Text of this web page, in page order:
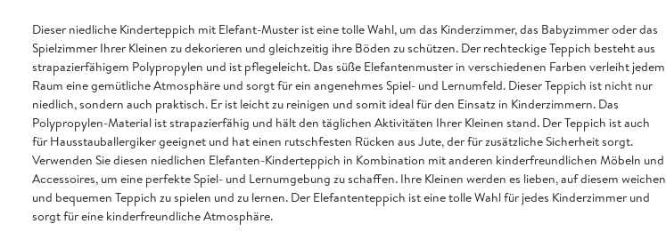
Dieser niedliche Kinderteppich mit Elefant-Muster ist eine tolle Wahl, um das Kinderzimmer, das Babyzimmer oder das
Spielzimmer Ihrer Kleinen zu dekorieren und gleichzeitig ihre Böden zu schützen. Der rechteckige Teppich besteht aus
strapazierfähigem Polypropylen und ist pflegeleicht. Das süße Elefantenmuster in verschiedenen Farben verleiht jedem
Raum eine gemütliche Atmosphäre und sorgt für ein angenehmes Spiel- und Lernumfeld. Dieser Teppich ist nicht nur
niedlich, sondern auch praktisch. Er ist leicht zu reinigen und somit ideal für den Einsatz in Kinderzimmern. Das
Polypropylen-Material ist strapazierfähig und hält den täglichen Aktivitäten Ihrer Kleinen stand. Der Teppich ist auch
für Hausstauballergiker geeignet und hat einen rutschfesten Rücken aus Jute, der für zusätzliche Sicherheit sorgt.
Verwenden Sie diesen niedlichen Elefanten-Kinderteppich in Kombination mit anderen kinderfreundlichen Möbeln und
Accessoires, um eine perfekte Spiel- und Lernumgebung zu schaffen. Ihre Kleinen werden es lieben, auf diesem weichen
und bequemen Teppich zu spielen und zu lernen. Der Elefantenteppich ist eine tolle Wahl für jedes Kinderzimmer und
sorgt für eine kinderfreundliche Atmosphäre.